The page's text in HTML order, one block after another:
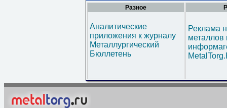
Разное
Аналитические
приложения к журналу
Металлургический
Бюллетень
Реклама
металлов